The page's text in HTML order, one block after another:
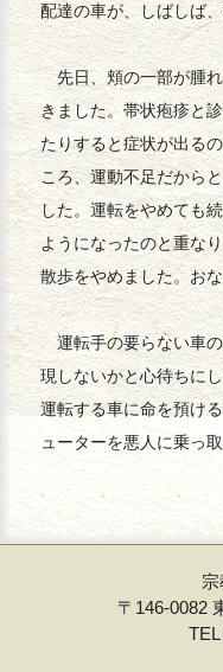
配達の車が、しばしば
先日、頬の一部が腫
きました。帯状疱疹と
たりすると症状が出る
ころ、運動不足だから
した。運転をやめても
ようになったのと重な
散歩をやめました。お
運転手の要らない車の
現しないかと心待ちに
運転する車に命を預け
ューターを悪人に乗っ
〒146-0082